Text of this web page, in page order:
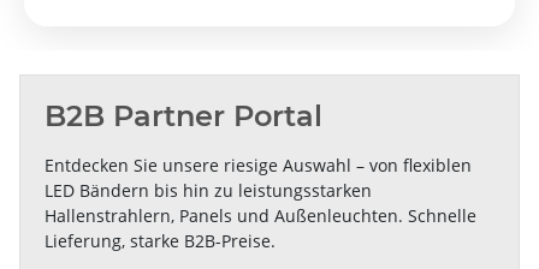
B2B Partner Portal
Entdecken Sie unsere riesige Auswahl – von flexiblen
LED Bändern bis hin zu leistungsstarken
Hallenstrahlern, Panels und Außenleuchten. Schnelle
Lieferung, starke B2B-Preise.